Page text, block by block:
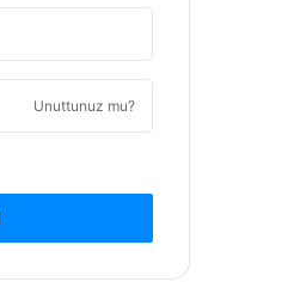
Unuttunuz mu?